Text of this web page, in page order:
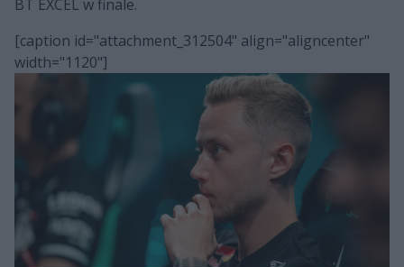
BT EXCEL w finale.
[caption id="attachment_312504" align="aligncenter"
width="1120"]